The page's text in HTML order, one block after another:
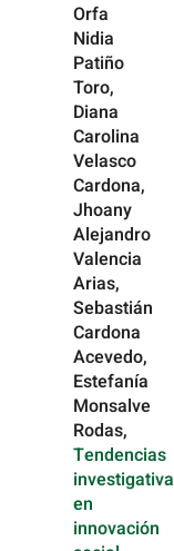
Orfa
Nidia
Patiño
Toro,
Diana
Carolina
Velasco
Cardona,
Jhoany
Alejandro
Valencia
Arias,
Sebastián
Cardona
Acevedo,
Estefanía
Monsalve
Rodas,
Tendencias
en
innovación